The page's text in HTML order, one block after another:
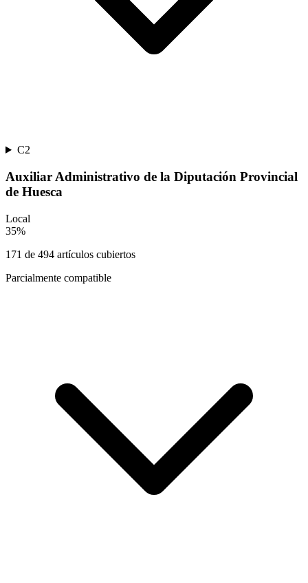
C2
Auxiliar Administrativo de la Diputación Provincial
de Huesca
Local
35%
171 de 494 artículos cubiertos
Parcialmente compatible